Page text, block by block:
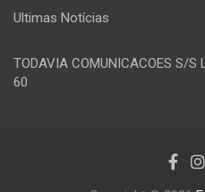
Ultimas Notícias
TODAVIA COMUNICACOES S/
60